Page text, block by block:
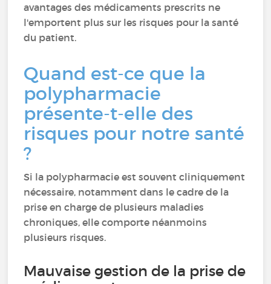
avantages des médicaments prescrits ne
l'emportent plus sur les risques pour la santé
du patient.
Quand est-ce que la
polypharmacie
présente-t-elle des
risques pour notre santé
?
Si la polypharmacie est souvent cliniquement
nécessaire, notamment dans le cadre de la
prise en charge de plusieurs maladies
chroniques, elle comporte néanmoins
plusieurs risques.
Mauvaise gestion de la prise de